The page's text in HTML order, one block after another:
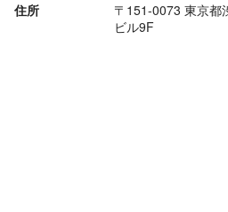
住所
〒151-0073 東京
ビル9F